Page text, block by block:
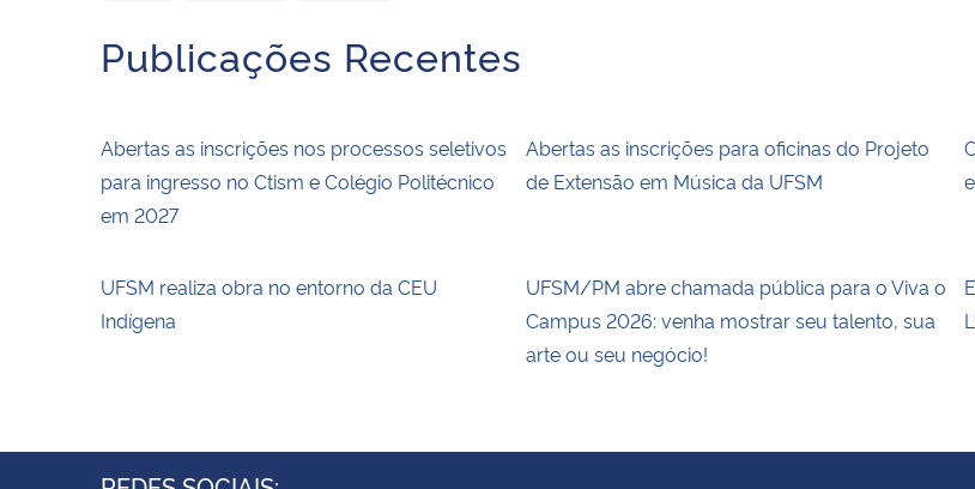
Publicações Recentes
Abertas as inscrições nos processos seletivos
para ingresso no Ctism e Colégio Politécnico
em 2027
Abertas as inscrições para oficinas do Projeto
de Extensão em Música da UFSM
UFSM realiza obra no entorno da CEU
Indígena
UFSM/PM abre chamada pública para o Viva o
Campus 2026: venha mostrar seu talento, sua
arte ou seu negócio!